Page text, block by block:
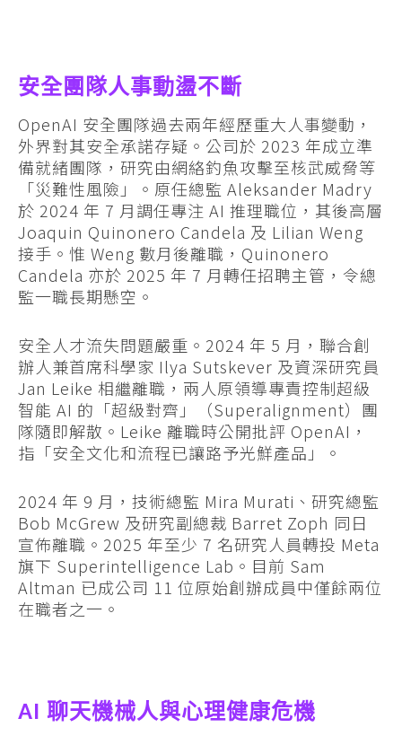
安全團隊人事動盪不斷
OpenAI 安全團隊過去兩年經歷重大人事變動，
外界對其安全承諾存疑。公司於 2023 年成立準
備就緒團隊，研究由網絡釣魚攻擊至核武威脅等
「災難性風險」。原任總監 Aleksander Madry
於 2024 年 7 月調任專注 AI 推理職位，其後高層
Joaquin Quinonero Candela 及 Lilian Weng
接手。惟 Weng 數月後離職，Quinonero
Candela 亦於 2025 年 7 月轉任招聘主管，令總
監一職長期懸空。
安全人才流失問題嚴重。2024 年 5 月，聯合創
辦人兼首席科學家 Ilya Sutskever 及資深研究員
Jan Leike 相繼離職，兩人原領導專責控制超級
智能 AI 的「超級對齊」（Superalignment）團
隊隨即解散。Leike 離職時公開批評 OpenAI，
指「安全文化和流程已讓路予光鮮產品」。
2024 年 9 月，技術總監 Mira Murati、研究總監
Bob McGrew 及研究副總裁 Barret Zoph 同日
宣佈離職。2025 年至少 7 名研究人員轉投 Meta
旗下 Superintelligence Lab。目前 Sam
Altman 已成公司 11 位原始創辦成員中僅餘兩位
在職者之一。
AI 聊天機械人與心理健康危機